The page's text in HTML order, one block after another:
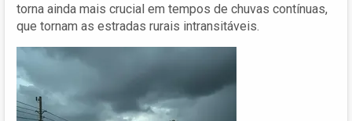
torna ainda mais crucial em tempos de chuvas contínuas,
que tornam as estradas rurais intransitáveis.